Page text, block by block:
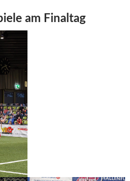
am Finaltag